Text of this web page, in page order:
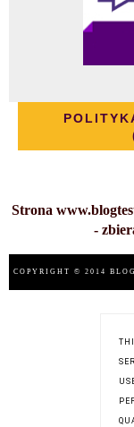
Strona
-
COPYRIGHT © 2014